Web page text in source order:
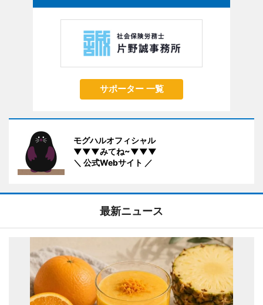
サポーター 一覧
モグハルオフィシャル
▼▼▼みてね~▼▼▼
＼ 公式Webサイト ／
最新ニュース